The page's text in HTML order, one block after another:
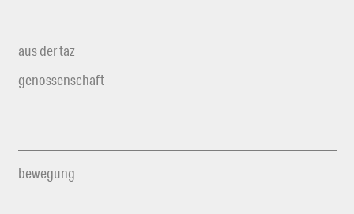
aus der taz
genossenschaft
bewegung